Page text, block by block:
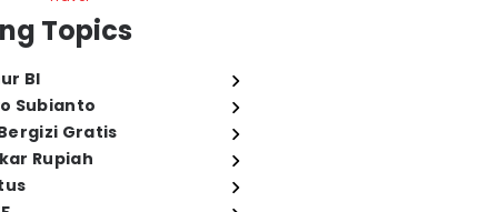
Topics
BI
Subianto
Gratis
Rupiah